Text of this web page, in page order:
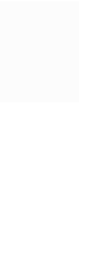
e-mailem